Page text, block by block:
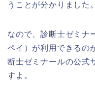
うことが分かりました。
なので、診断士ゼミナ
ペイ）が利用できるの
断士ゼミナールの公式
すよ。